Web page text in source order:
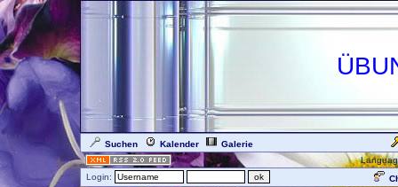
Suchen Kalender
Galerie
Login: